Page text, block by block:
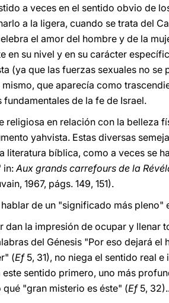
a veces en el sentido obvio de
a la ligera, cuando se trata del
el amor del hombre y de la
su nivel y en su carácter
(ya que las fuerzas sexuales no se
que aparecía como
de la fe de Israel.
en relación con la belleza
yahvista. Estas diversas
literatura bíblica, como a veces se
in:Aux grands carrefours de la
1967, págs. 149, 151).
de un "significado más pleno"
dan la impresión de ocupar y llenar
del Génesis "Por eso dejará el
(Ef5, 31), no niega el sentido real
sentido primero, uno más
"gran misterio es éste" (Ef5,